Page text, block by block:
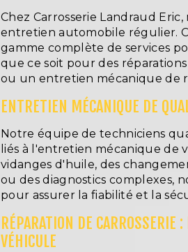
Chez Carrosserie Landraud
entretien automobile régulier.
gamme complète de services
que ce soit pour des
ou un entretien mécanique de
ENTRETIEN MÉCANIQUE DE
Notre équipe de techniciens
liés à l'entretien mécanique de
vidanges d'huile, des
ou des diagnostics complexes,
pour assurer la fiabilité et la
RÉPARATION DE CARROSSERIE
VÉHICULE